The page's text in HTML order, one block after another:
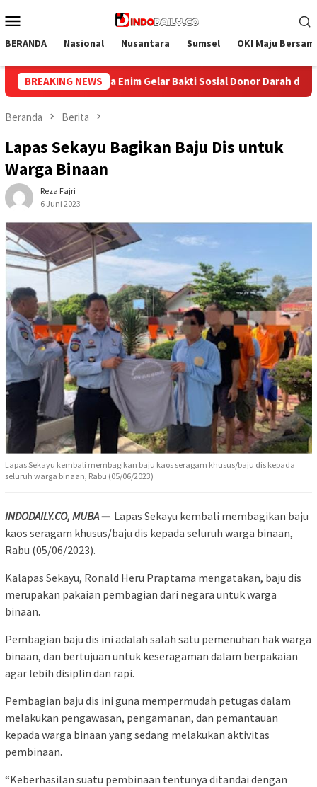
ke
Mobile
BERANDA Nasional Nusantara Sumsel OKI Maju
BREAKING NEWS
dalam Rangka Memperingati HUT ke-81 Republik
Beranda Berita
Lapas Sekayu Bagikan Baju Dis untuk
Warga Binaan
Reza Fajri
6 Juni 2023
Lapas Sekayu kembali membagikan baju kaos seragam khusus/baju dis kepada
seluruh warga binaan, Rabu (05/06/2023)
INDODAILY.CO, MUBA — Lapas Sekayu kembali membagikan baju
kaos seragam khusus/baju dis kepada seluruh warga binaan,
Rabu (05/06/2023).
Kalapas Sekayu, Ronald Heru Praptama mengatakan, baju dis
merupakan pakaian pembagian dari negara untuk warga
binaan.
Pembagian baju dis ini adalah salah satu pemenuhan hak warga
binaan, dan bertujuan untuk keseragaman dalam berpakaian
agar lebih disiplin dan rapi.
Pembagian baju dis ini guna mempermudah petugas dalam
melakukan pengawasan, pengamanan, dan pemantauan
kepada warga binaan yang sedang melakukan aktivitas
pembinaan.
“Keberhasilan suatu pembinaan tentunya ditandai dengan